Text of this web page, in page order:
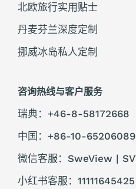
北欧旅行实用贴士
丹麦芬兰深度定制
挪威冰岛私人定制
咨询热线与客户服务
瑞典：+46-8-58172668
中国：+86-10-65206089
微信客服：SweView |
小红书客服：11111645425